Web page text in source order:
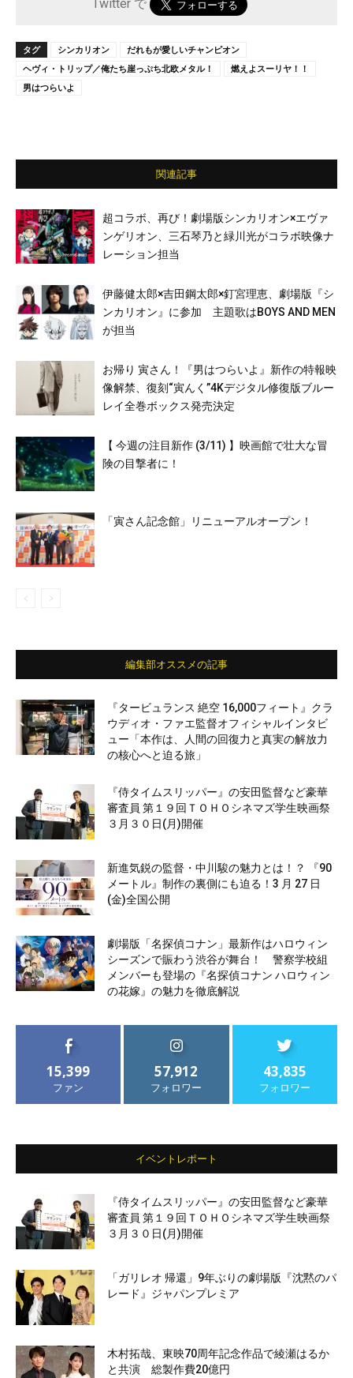
Twitter で
タグ シンカリオン
だれもが愛しいチャンピオン
ヘヴィ・トリップ／俺たち崖っぷち北欧メタル！
燃えよスーリヤ！！
男はつらいよ
関連記事
超コラボ、再び！劇場版シンカリオン×エヴァ
ンゲリオン、三石琴乃と緑川光がコラボ映像ナ
レーション担当
伊藤健太郎×吉田鋼太郎×釘宮理恵、劇場版『シ
ンカリオン』に参加 主題歌はBOYS AND MEN
が担当
お帰り 寅さん！『男はつらいよ』新作の特報映
像解禁、復刻“寅んく”4Kデジタル修復版ブルー
レイ全巻ボックス発売決定
【 今週の注目新作 (3/11) 】映画館で壮大な冒
険の目撃者に！
「寅さん記念館」リニューアルオープン！
編集部オススメの記事
『タービュランス 絶空 16,000フィート』クラ
ウディオ・ファエ監督オフィシャルインタビ
ュー「本作は、人間の回復力と真実の解放力
の核心へと迫る旅」
『侍タイムスリッパー』の安田監督など豪華
審査員 第１９回ＴＯＨＯシネマズ学生映画祭
３月３０日(月)開催
新進気鋭の監督・中川駿の魅力とは！？ 『90
メートル』制作の裏側にも迫る！3 月 27 日
(金)全国公開
劇場版「名探偵コナン」最新作はハロウィン
シーズンで賑わう渋谷が舞台！ 警察学校組
メンバーも登場の『名探偵コナン ハロウィン
の花嫁』の魅力を徹底解説
15,399
ファン
57,912
フォロワー
43,835
フォロワー
イベントレポート
『侍タイムスリッパー』の安田監督など豪華
審査員 第１９回ＴＯＨＯシネマズ学生映画祭
３月３０日(月)開催
「ガリレオ 帰還」9年ぶりの劇場版『沈黙のパ
レード』ジャパンプレミア
木村拓哉、東映70周年記念作品で綾瀬はるか
と共演 総製作費20億円